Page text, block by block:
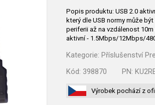
Popis produktu: USB 2.0
který dle USB normy může
periferii až na vzdálenost
aktivní - 1.5Mbps/12Mbps/
Kategorie: Příslušenství
Kód: 398870 PN:
Výrobek pochází z